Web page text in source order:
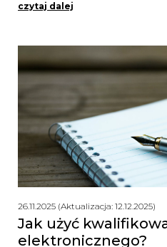
czytaj dalej
26.11.2025 (Aktualizacja: 12.12.2025)
Jak użyć
elektronicznego?